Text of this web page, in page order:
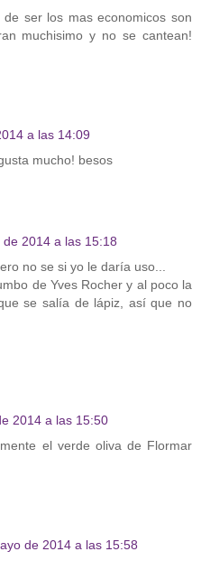
ser los mas economicos son
muchisimo y no se cantean!
a las 14:09
mucho! besos
de 2014 a las 15:18
no se si yo le daría uso...
de Yves Rocher y al poco la
se salía de lápiz, así que no
2014 a las 15:50
el verde oliva de Flormar
de 2014 a las 15:58